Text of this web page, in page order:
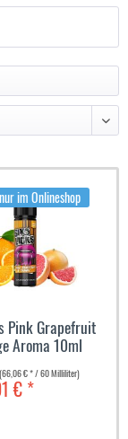
im Onlineshop
Pink Grapefruit
Aroma 10ml
(66,06 € * / 60 Milliliter)
€ *